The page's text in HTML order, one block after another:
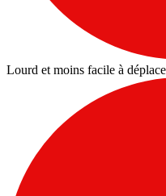
Lourd et moins facile à